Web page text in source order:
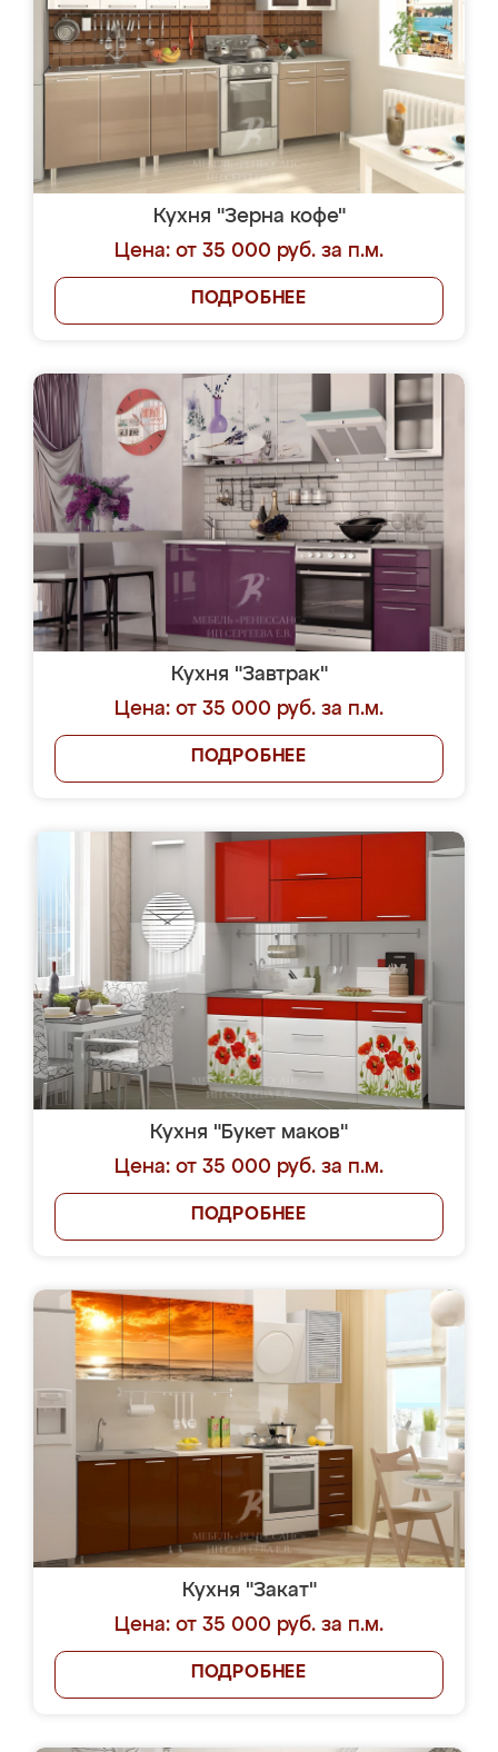
Кухня "Зерна кофе"
Цена: от 35 000 руб. за п.м.
ПОДРОБНЕЕ
Кухня "Завтрак"
Цена: от 35 000 руб. за п.м.
ПОДРОБНЕЕ
Кухня "Букет маков"
Цена: от 35 000 руб. за п.м.
ПОДРОБНЕЕ
Кухня "Закат"
Цена: от 35 000 руб. за п.м.
ПОДРОБНЕЕ